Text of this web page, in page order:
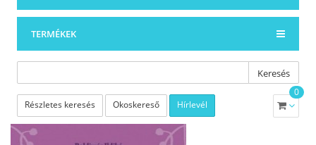
TERMÉKEK
Keresés
Részletes keresés Okoskereső Hírlevél
0